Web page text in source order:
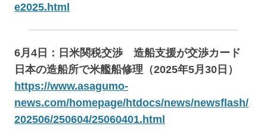
e2025.html
6月4日：日米関税交渉 造船支援が交渉カード
日本の造船所で米艦船修理（2025年5月30日）
https://www.asagumo-
news.com/homepage/htdocs/news/newsflash/
202506/250604/25060401.html